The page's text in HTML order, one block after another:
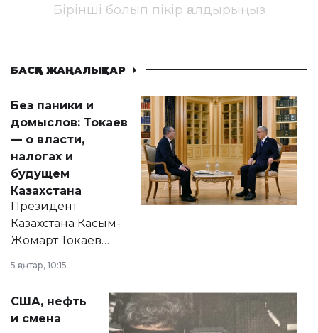
Бірінші болып пікір қалдырыңыз
БАСҚА ЖАҢАЛЫҚТАР
Без паники и
домыслов: Токаев
— о власти,
налогах и
будущем
Казахстана
Президент
Казахстана Касым-
Жомарт Токаев
сразу несколько
актуальных тем —
от слухов о
политических
5 қаңтар, 10:15
США, нефть
и смена